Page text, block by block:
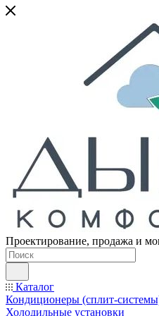
Проектирование, продажа и
Каталог
Кондиционеры (сплит-
Холодильные установки